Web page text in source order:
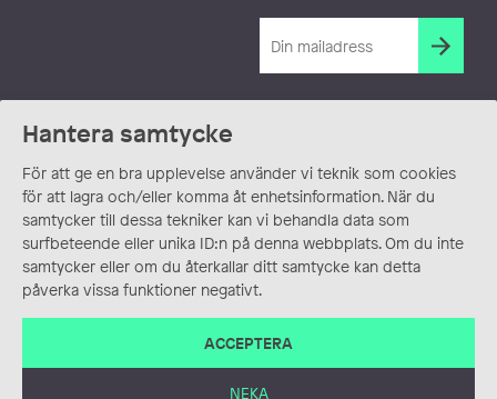
Hantera samtycke
För att ge en bra upplevelse använder vi teknik som cookies
för att lagra och/eller komma åt enhetsinformation. När du
samtycker till dessa tekniker kan vi behandla data som
surfbeteende eller unika ID:n på denna webbplats. Om du inte
samtycker eller om du återkallar ditt samtycke kan detta
påverka vissa funktioner negativt.
ACCEPTERA
NEKA